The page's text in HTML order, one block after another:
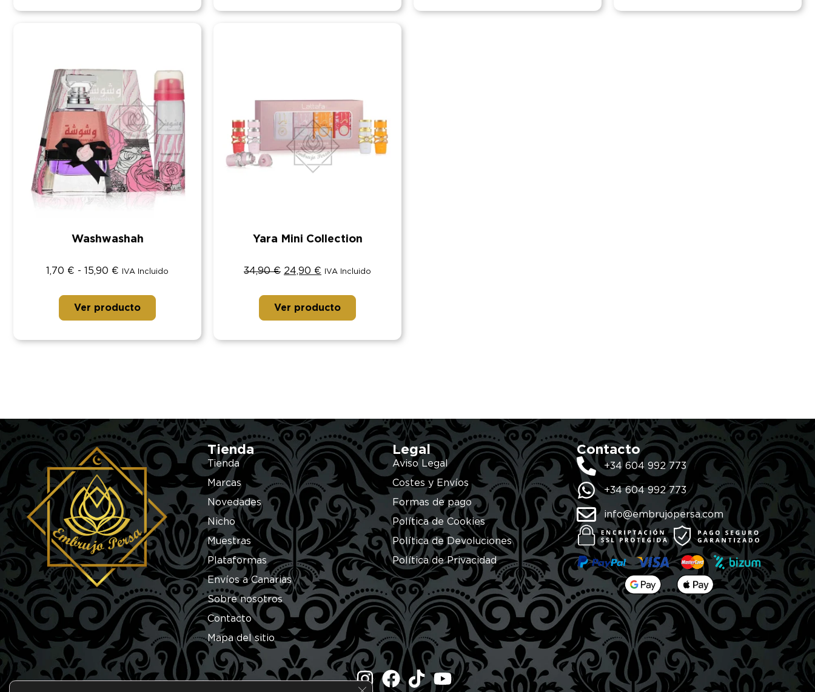
Washwashah
1,70 € - 15,90 € IVA Incluido
Ver producto
Yara Mini Collection
34,90€ 24,90 € IVA Incluido
Ver producto
Tienda
Tienda
Marcas
Novedades
Nicho
Muestras
Plataformas
Envíos a Canarias
Sobre nosotros
Contacto
Mapa del sitio
Legal
Aviso Legal
Costes y Envíos
Formas de pago
Política de Cookies
Política de Devoluciones
Política de Privacidad
Contacto
+34 604 992 773
+34 604 992 773
info@embrujopersa.com
Cerrar el banner de cookies RGPD